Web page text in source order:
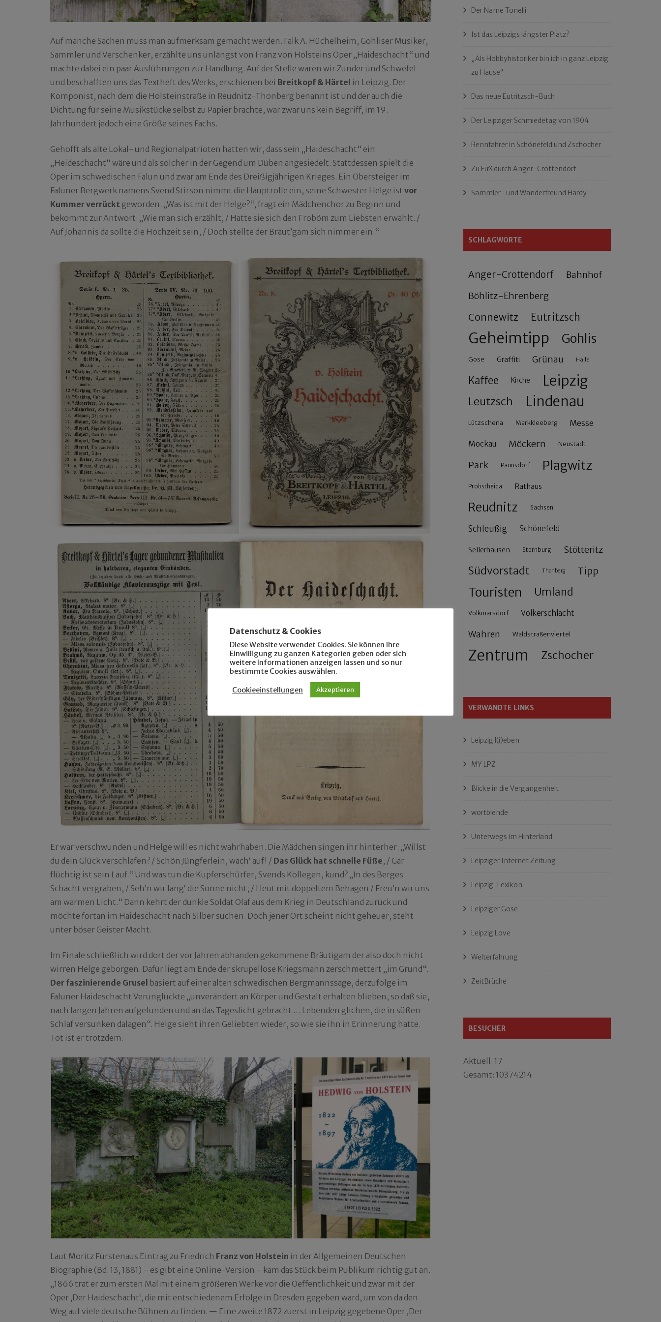
Auf manche Sachen muss man aufmerksam gemacht werden. Falk A. Hüchelheim, Gohliser Musiker,
Sammler und Verschenker, erzählte uns unlängst von Franz von Holsteins Oper „Haideschacht“ und
machte dabei ein paar Ausführungen zur Handlung. Auf der Stelle waren wir Zunder und Schwefel
und beschafften uns das Textheft des Werks, erschienen bei Breitkopf & Härtel in Leipzig. Der
Komponist, nach dem die Holsteinstraße in Reudnitz-Thonberg benannt ist und der auch die
Dichtung für seine Musikstücke selbst zu Papier brachte, war zwar uns kein Begriff, im 19.
Jahrhundert jedoch eine Größe seines Fachs.
Gehofft als alte Lokal- und Regionalpatrioten hatten wir, dass sein „Haideschacht“ ein
„Heideschacht“ wäre und als solcher in der Gegend um Düben angesiedelt. Stattdessen spielt die
Oper im schwedischen Falun und zwar am Ende des Dreißigjährigen Krieges. Ein Obersteiger im
Faluner Bergwerk namens Svend Stirson nimmt die Hauptrolle ein, seine Schwester Helge ist vor
Kummer verrückt geworden. „Was ist mit der Helge?“, fragt ein Mädchenchor zu Beginn und
bekommt zur Antwort: „Wie man sich erzählt, / Hatte sie sich den Froböm zum Liebsten erwählt. /
Auf Johannis da sollte die Hochzeit sein, / Doch stellte der Bräut’gam sich nimmer ein.“
Er war verschwunden und Helge will es nicht wahrhaben. Die Mädchen singen ihr hinterher: „Willst
du dein Glück verschlafen? / Schön Jüngferlein, wach‘ auf! / Das Glück hat schnelle Füße, / Gar
flüchtig ist sein Lauf.“ Und was tun die Kupferschürfer, Svends Kollegen, kund? „In des Berges
Schacht vergraben, / Seh’n wir lang‘ die Sonne nicht; / Heut mit doppeltem Behagen / Freu’n wir uns
am warmen Licht.“ Dann kehrt der dunkle Soldat Olaf aus dem Krieg in Deutschland zurück und
möchte fortan im Haideschacht nach Silber suchen. Doch jener Ort scheint nicht geheuer, steht
unter böser Geister Macht.
Im Finale schließlich wird dort der vor Jahren abhanden gekommene Bräutigam der also doch nicht
wirren Helge geborgen. Dafür liegt am Ende der skrupellose Kriegsmann zerschmettert „im Grund“.
Der faszinierende Grusel basiert auf einer alten schwedischen Bergmannssage, derzufolge im
Faluner Haideschacht Verunglückte „unverändert an Körper und Gestalt erhalten blieben, so daß sie,
nach langen Jahren aufgefunden und an das Tageslicht gebracht … Lebenden glichen, die in süßen
Schlaf versunken dalagen“. Helge sieht ihren Geliebten wieder, so wie sie ihn in Erinnerung hatte.
Tot ist er trotzdem.
Laut Moritz Fürstenaus Eintrag zu Friedrich Franz von Holstein in der Allgemeinen Deutschen
Biographie (Bd. 13, 1881) – es gibt eine Online-Version – kam das Stück beim Publikum richtig gut an.
„1866 trat er zum ersten Mal mit einem größeren Werke vor die Oeffentlichkeit und zwar mit der
Oper ‚Der Haideschacht‘, die mit entschiedenem Erfolge in Dresden gegeben ward, um von da den
Weg auf viele deutsche Bühnen zu finden. — Eine zweite 1872 zuerst in Leipzig gegebene Oper ‚Der
Der Name Tonelli
Ist das Leipzigs längster Platz?
„Als Hobbyhistoriker bin ich in ganz Leipzig
zu Hause“
Das neue Eutritzsch-Buch
Der Leipziger Schmiedetag von 1904
Rennfahrer in Schönefeld und Zschocher
Zu Fuß durch Anger-Crottendorf
Sammler- und Wanderfreund Hardy
SCHLAGWORTE
Anger-Crottendorf Bahnhof
Böhlitz-Ehrenberg
Connewitz Eutritzsch
Geheimtipp Gohlis
Gose Graffiti Grünau Halle
Kaffee Kirche Leipzig
Leutzsch Lindenau
Lützschena Markkleeberg Messe
Mockau Möckern Neustadt
Park Paunsdorf Plagwitz
Probstheida Rathaus
Reudnitz Sachsen
Schleußig Schönefeld
Sellerhausen Sternburg Stötteritz
Südvorstadt Thonberg Tipp
Touristen Umland
Volkmarsdorf Völkerschlacht
Wahren Waldstraßenviertel
Zentrum Zschocher
VERWANDTE LINKS
Leipzig l(i)eben
MY LPZ
Blicke in die Vergangenheit
wortblende
Unterwegs im Hinterland
Leipziger Internet Zeitung
Leipzig-Lexikon
Leipziger Gose
Leipzig Love
Welterfahrung
ZeitBrüche
BESUCHER
Aktuell: 17
Gesamt: 10374214
Datenschutz & Cookies
Diese Website verwendet Cookies. Sie können Ihre
Einwilligung zu ganzen Kategorien geben oder sich
weitere Informationen anzeigen lassen und so nur
bestimmte Cookies auswählen.
Cookieeinstellungen Akzeptieren